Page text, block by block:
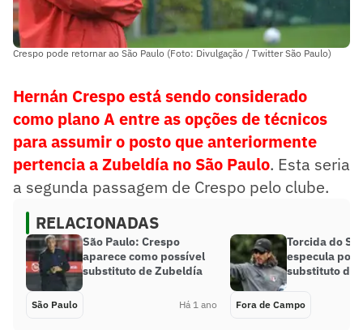
Crespo pode retornar ao São Paulo (Foto: Divulgação / Twitter São Paulo)
Hernán Crespo está sendo considerado
como plano A entre as opções de técnicos
para assumir o posto que anteriormente
pertencia a Zubeldía no São Paulo. Esta seria
a segunda passagem de Crespo pelo clube.
RELACIONADAS
São Paulo: Crespo
aparece como possível
substituto de Zubeldía
São Paulo Há 1 ano
Torcida do
especula
substituto de
Fora de Campo